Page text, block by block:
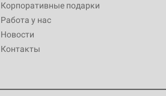
Корпоративные подарки
Работа у нас
Новости
Контакты
3 490